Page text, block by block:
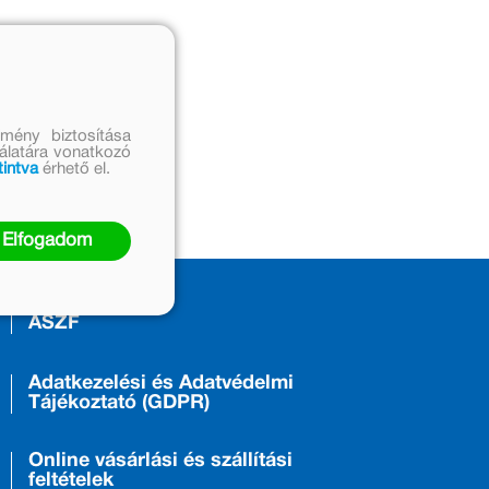
ÁSZF
Adatkezelési és Adatvédelmi
Tájékoztató (GDPR)
Online vásárlási és szállítási
feltételek
biztosítása
vonatkozó
érhető el.
Elfogadom